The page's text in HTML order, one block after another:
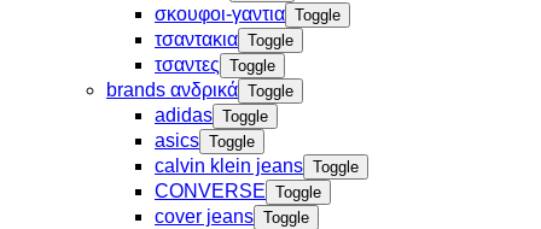
σκουφοι-γαντια Toggle
τσαντακια Toggle
τσαντες Toggle
brands ανδρικά Toggle
adidas Toggle
asics Toggle
calvin klein jeans Toggle
CONVERSE Toggle
cover jeans Toggle